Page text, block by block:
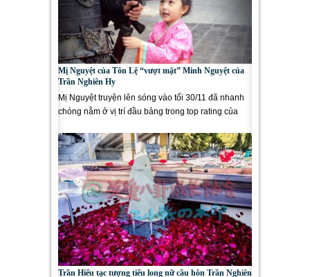
Mị Nguyệt của Tôn Lệ “vượt mặt” Minh Nguyệt của
Trần Nghiên Hy
Mị Nguyệt truyện lên sóng vào tối 30/11 đã nhanh
chóng nằm ở vị trí đầu bảng trong top rating của
Trần Hiểu tạc tượng tiểu long nữ cầu hôn Trần Nghiên